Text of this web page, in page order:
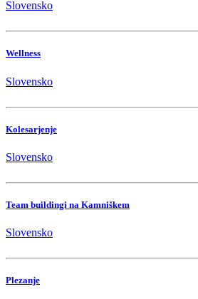
Slovensko
Wellness
Slovensko
Kolesarjenje
Slovensko
Team buildingi na Kamniškem
Slovensko
Plezanje